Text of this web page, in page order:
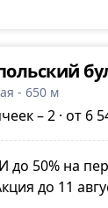
- 650 м
– 2 · от 6
до 50% на
до 11